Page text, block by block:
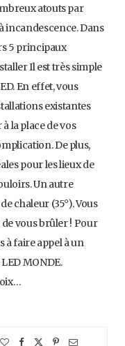
atouts par
incandescence. Dans
5 principaux
Il est très simple
En effet, vous
existantes
la place de vos
De plus,
pour les lieux de
Un autre
chaleur (35°). Vous
vous brûler ! Pour
à faire appel à un
MONDE.